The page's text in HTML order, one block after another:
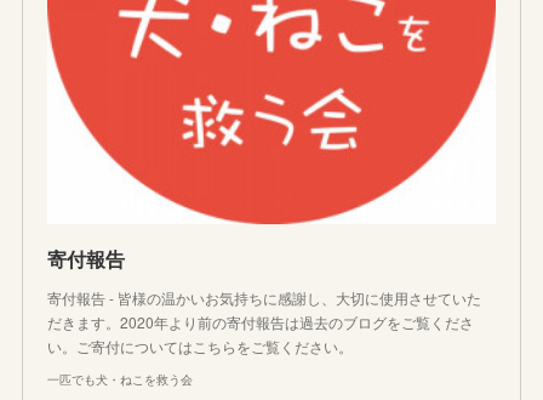
寄付報告
寄付報告 - 皆様の温かいお気持ちに感謝し、大切に使用させていた
だきます。2020年より前の寄付報告は過去のブログをご覧くださ
い。ご寄付についてはこちらをご覧ください。
一匹でも犬・ねこを救う会